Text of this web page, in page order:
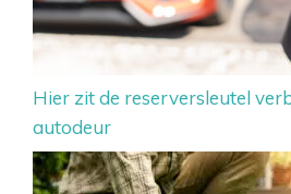
Hier zit de reserversleutel
autodeur